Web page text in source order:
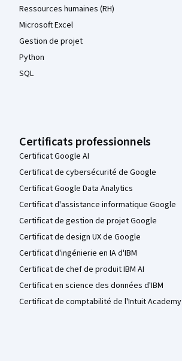
Ressources humaines (RH)
Microsoft Excel
Gestion de projet
Python
SQL
Certificats professionnels
Certificat Google AI
Certificat de cybersécurité de Google
Certificat Google Data Analytics
Certificat d'assistance informatique Google
Certificat de gestion de projet Google
Certificat de design UX de Google
Certificat d'ingénierie en IA d'IBM
Certificat de chef de produit IBM AI
Certificat en science des données d'IBM
Certificat de comptabilité de l'Intuit Academy